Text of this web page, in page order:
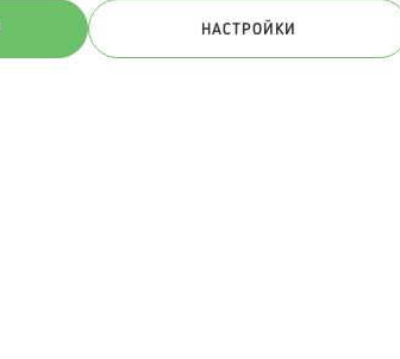
НАСТРОЙКИ